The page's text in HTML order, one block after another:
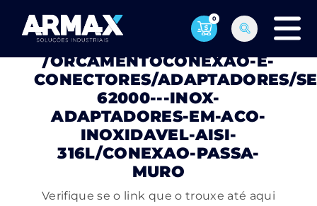
0
PÁGINA NÃO ENCONTRADA
/ORCAMENTOCONEXAO-E-
CONECTORES/ADAPTADORES/
62000---INOX-
ADAPTADORES-EM-ACO-
INOXIDAVEL-AISI-
316L/CONEXAO-PASSA-
MURO
Verifique se o link que o trouxe até aqui